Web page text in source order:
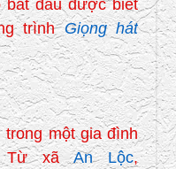
bắt đầu được biết
trìnhGiọng hát
trong một gia đình
Từ xãAn Lộc,